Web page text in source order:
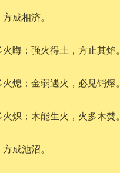
成相济。
晦；强火得土，方止其焰。
熄；金弱遇火，必见销熔。
炽；木能生火，火多木焚。
成池沼。